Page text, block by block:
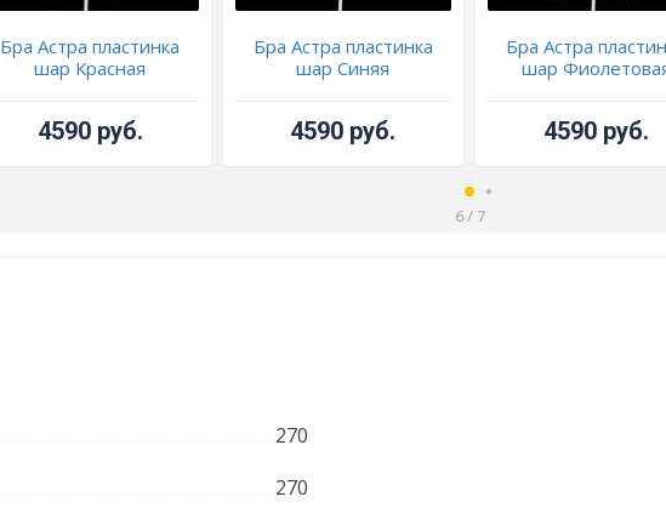
Бра Астра пластинка
шар Красная
4590 руб.
Бра Астра пластинка
шар Синяя
4590 руб.
Бра Астра
шар
4590 руб.
6/ 7
270
270